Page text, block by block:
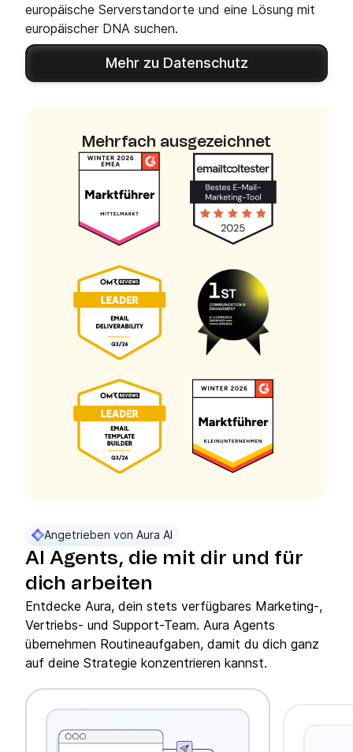
europäische Serverstandorte und eine Lösung mit
europäischer DNA suchen.
Mehr zu Datenschutz
Mehrfach ausgezeichnet
Angetrieben von Aura AI
AI Agents, die mit dir und für
dich arbeiten
Entdecke Aura, dein stets verfügbares Marketing-,
Vertriebs- und Support-Team. Aura Agents
übernehmen Routineaufgaben, damit du dich ganz
auf deine Strategie konzentrieren kannst.